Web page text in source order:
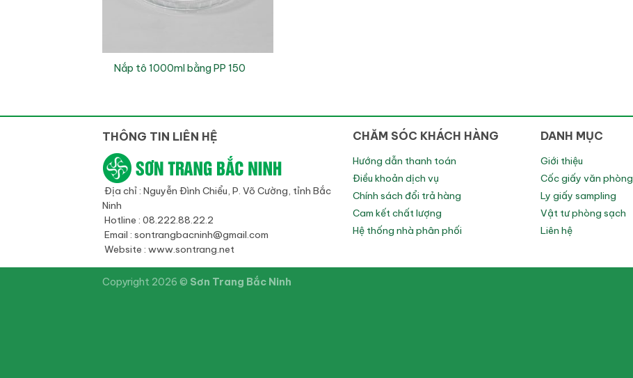
Nắp tô 1000ml bằng PP 150
THÔNG TIN LIÊN HỆ
Địa chỉ : Nguyễn Đình Chiểu, P. Võ Cường, tỉnh Bắc
Ninh
Hotline : 08.222.88.22.2
Email : sontrangbacninh@gmail.com
Website : www.sontrang.net
CHĂM SÓC KHÁCH HÀNG
Hướng dẫn thanh toán
Điều khoản dịch vụ
Chính sách đổi trả hàng
Cam kết chất lượng
Hệ thống nhà phân phối
DANH MỤC
Giới thiệu
Cốc giấy văn phòng
Ly giấy sampling
Vật tư phòng sạch
Liên hệ
Copyright 2026 © Sơn Trang Bắc Ninh